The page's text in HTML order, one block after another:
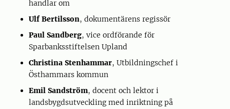
handlar om
Ulf Bertilsson, dokumentärens regissör
Paul Sandberg, vice ordförande för
Sparbanksstiftelsen Upland
Christina Stenhammar, Utbildningschef i
Östhammars kommun
Emil Sandström, docent och lektor i
landsbygdsutveckling med inriktning på